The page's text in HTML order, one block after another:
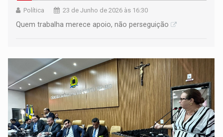
Política 23 de Junho de 2026 às 16:30
Quem trabalha merece apoio, não perseguição